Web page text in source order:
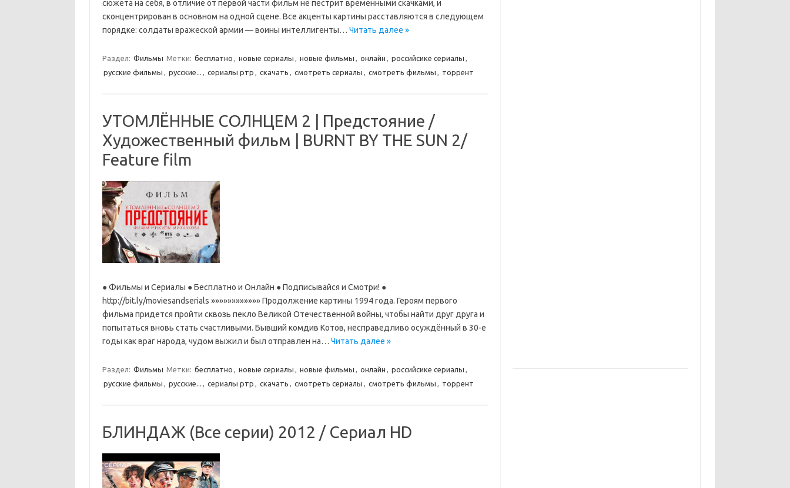
сюжета на себя, в отличие от первой части фильм не пестрит временными скачками, и
сконцентрирован в основном на одной сцене. Все акценты картины расставляются в следующем
порядке: солдаты вражеской армии — воины интеллигенты… Читать далее »
Раздел: Фильмы Метки: бесплатно , новые сериалы , новые фильмы , онлайн , российсике сериалы ,
русские фильмы , русские... , сериалы ртр , скачать , смотреть сериалы , смотреть фильмы , торрент
УТОМЛЁННЫЕ СОЛНЦЕМ 2 | Предстояние /
Художественный фильм | BURNT BY THE SUN 2/
Feature film
● Фильмы и Сериалы ● Бесплатно и Онлайн ● Подписывайся и Смотри! ●
http://bit.ly/moviesandserials »»»»»»»»»»»» Продолжение картины 1994 года. Героям первого
фильма придется пройти сквозь пекло Великой Отечественной войны, чтобы найти друг друга и
попытаться вновь стать счастливыми. Бывший комдив Котов, несправедливо осуждённый в 30-е
годы как враг народа, чудом выжил и был отправлен на… Читать далее »
Раздел: Фильмы Метки: бесплатно , новые сериалы , новые фильмы , онлайн , российсике сериалы ,
русские фильмы , русские... , сериалы ртр , скачать , смотреть сериалы , смотреть фильмы , торрент
БЛИНДАЖ (Все серии) 2012 / Сериал HD